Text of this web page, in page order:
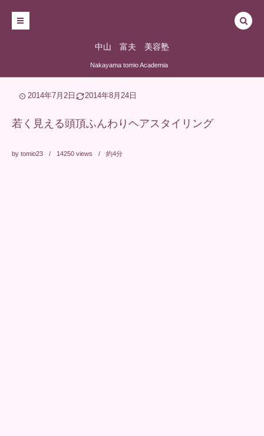
中山 富夫 美容塾
Nakayama tomio Academia
2014年7月2日 2014年8月24日
若く見える頭頂ふんわりヘアスタイリング
by tomio23 14250 views 約4分